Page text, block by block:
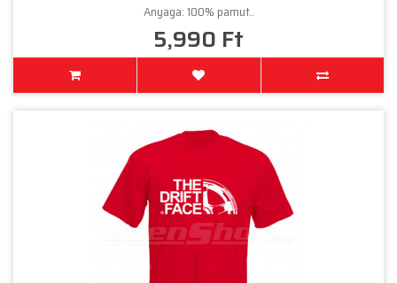
Anyaga: 100% pamut..
5,990 Ft